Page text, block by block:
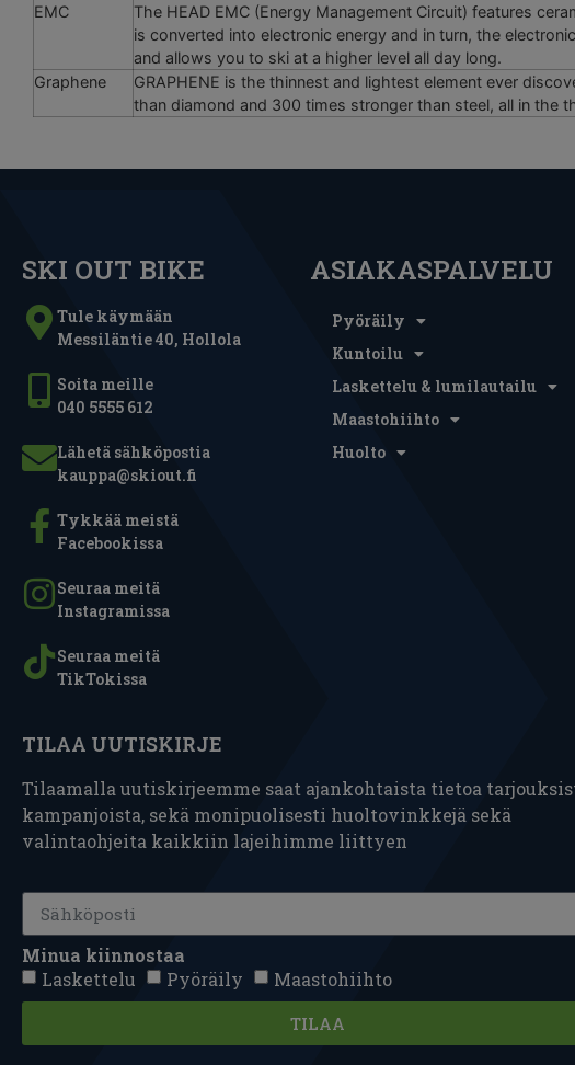
EMC
The HEAD EMC (Energy Management Circuit) features
is converted into electronic energy and in turn, the
and allows you to ski at a higher level all day long.
Graphene
GRAPHENE is the thinnest and lightest element ever
than diamond and 300 times stronger than steel, all in the
SKI OUT BIKE
Tule käymään
Messiläntie 40, Hollola
Soita meille
040 5555 612
Lähetä sähköpostia
kauppa@skiout.fi
Tykkää meistä
Facebookissa
Seuraa meitä
Instagramissa
Seuraa meitä
TikTokissa
ASIAKASPALVELU
Pyöräily
Kuntoilu
Laskettelu & lumilautailu
Maastohiihto
Huolto
TILAA UUTISKIRJE
Tilaamalla uutiskirjeemme saat ajankohtaista tietoa
kampanjoista, sekä monipuolisesti huoltovinkkejä sekä
valintaohjeita kaikkiin lajeihimme liittyen
Minua kiinnostaa
Laskettelu
Pyöräily Maastohiihto
TILAA